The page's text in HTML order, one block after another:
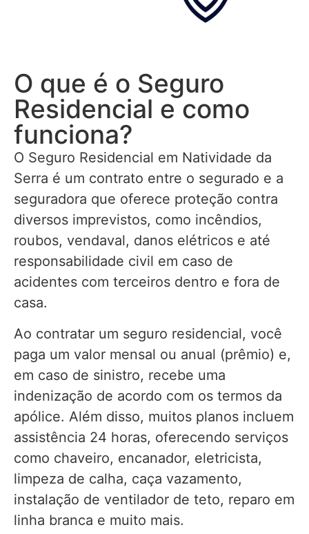
O que é o Seguro
Residencial e como
funciona?
O Seguro Residencial em Natividade da
Serra é um contrato entre o segurado e a
seguradora que oferece proteção contra
diversos imprevistos, como incêndios,
roubos, vendaval, danos elétricos e até
responsabilidade civil em caso de
acidentes com terceiros dentro e fora de
casa.
Ao contratar um seguro residencial, você
paga um valor mensal ou anual (prêmio) e,
em caso de sinistro, recebe uma
indenização de acordo com os termos da
apólice. Além disso, muitos planos incluem
assistência 24 horas, oferecendo serviços
como chaveiro, encanador, eletricista,
limpeza de calha, caça vazamento,
instalação de ventilador de teto, reparo em
linha branca e muito mais.